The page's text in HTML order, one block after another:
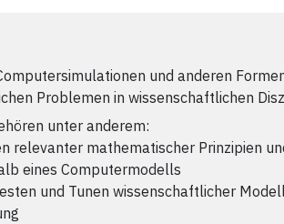
und anderen
Problemen in wissenschaftlichen
unter anderem:
relevanter mathematischer Prinzipien
eines Computermodells
und Tunen wissenschaftlicher